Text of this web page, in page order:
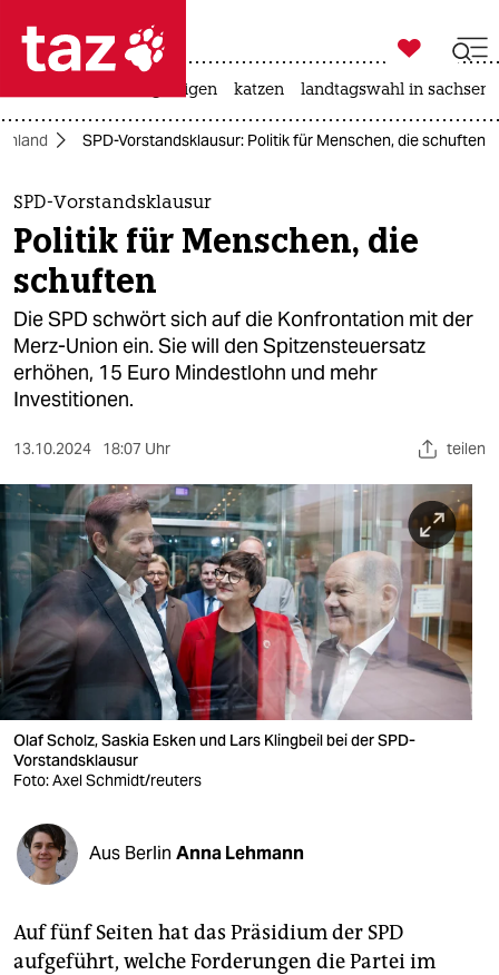
 taz zahl ich
taz zahl ich
themen
politik
öko
gesellschaft
kultur
sport
berlin
nord
wahrheit
verlag
verlag
veranstaltungen
shop
fragen & hilfe
unterstützen
genossenschaft

taz zahl ich
bergsteigen katzen landtagswahl in
SPD-Vorstandsklausur: Politik für Menschen, die schuften
SPD-Vorstandsklausur
Politik für Menschen, die
schuften
Die SPD schwört sich auf die Konfrontation mit der
Merz-Union ein. Sie will den Spitzensteuersatz
erhöhen, 15 Euro Mindestlohn und mehr
Investitionen.
13.10.2024 18:07 Uhr teilen
Olaf Scholz, Saskia Esken und Lars Klingbeil bei der SPD-
Vorstandsklausur
Foto: Axel Schmidt/reuters
Aus Berlin Anna Lehmann
Auf fünf Seiten hat das Präsidium der SPD
aufgeführt, welche Forderungen die Partei im